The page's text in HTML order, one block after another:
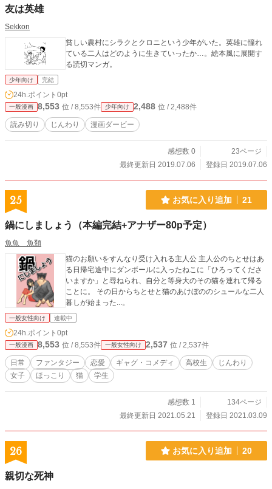
友は英雄
Sekkon
貧しい農村にシラクとクロニという少年がいた。英雄に憧れ
ている二人はどのように生きていったか…。絵本風に展開す
る読切マンガ。
少年向け 完結
24h.ポイント 0pt
一般漫画 8,553 位 / 8,553件 少年向け 2,488 位 / 2,488件
読み切り じんわり 漫画ダービー
感想数 0
23ページ
最終更新日 2019.07.06
登録日 2019.07.06
25 お気に入り追加 21
鍋にしましょう（本編完結+アナザー80p予定）
魚魚 魚類
猫のお願いをすんなり受け入れる主人公 主人公のちとせはあ
る日帰宅途中にダンボールに入ったねこに「ひろってくださ
いますか」と尋ねられ、自分と等身大のその猫を連れて帰る
ことに。 その日からちとせと猫のあけぼののシュールな二人
暮しが始まった...。
一般女性向け 連載中
24h.ポイント 0pt
一般漫画 8,553 位 / 8,553件 一般女性向け 2,537 位 / 2,537件
日常 ファンタジー 恋愛 ギャグ・コメディ 高校生
じんわり
女子
ほっこり 猫 学生
感想数 1
134ページ
最終更新日 2021.05.21
登録日 2021.03.09
26 お気に入り追加 20
親切な死神